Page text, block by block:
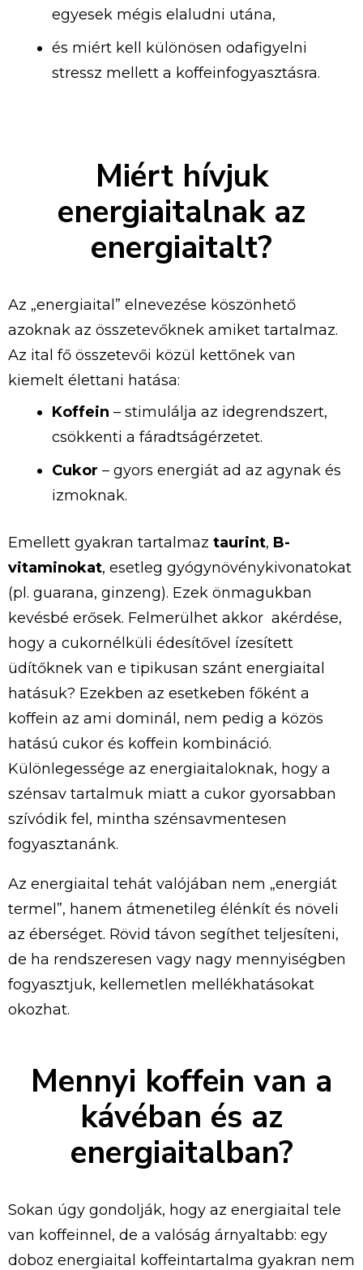
egyesek mégis elaludni utána,
és miért kell különösen odafigyelni
stressz mellett a koffeinfogyasztásra.
Miért hívjuk
energiaitalnak az
energiaitalt?
Az „energiaital” elnevezése köszönhető
azoknak az összetevőknek amiket tartalmaz.
Az ital fő összetevői közül kettőnek van
kiemelt élettani hatása:
Koffein – stimulálja az idegrendszert,
csökkenti a fáradtságérzetet.
Cukor – gyors energiát ad az agynak és
izmoknak.
Emellett gyakran tartalmaz taurint, B-
vitaminokat, esetleg gyógynövénykivonatokat
(pl. guarana, ginzeng). Ezek önmagukban
kevésbé erősek. Felmerülhet akkor akérdése,
hogy a cukornélküli édesítővel ízesített
üdítőknek van e tipikusan szánt energiaital
hatásuk? Ezekben az esetkeben főként a
koffein az ami dominál, nem pedig a közös
hatású cukor és koffein kombináció.
Különlegessége az energiaitaloknak, hogy a
szénsav tartalmuk miatt a cukor gyorsabban
szívódik fel, mintha szénsavmentesen
fogyasztanánk.
Az energiaital tehát valójában nem „energiát
termel”, hanem átmenetileg élénkít és növeli
az éberséget. Rövid távon segíthet teljesíteni,
de ha rendszeresen vagy nagy mennyiségben
fogyasztjuk, kellemetlen mellékhatásokat
okozhat.
Mennyi koffein van a
kávéban és az
energiaitalban?
Sokan úgy gondolják, hogy az energiaital tele
van koffeinnel, de a valóság árnyaltabb: egy
doboz energiaital koffeintartalma gyakran nem